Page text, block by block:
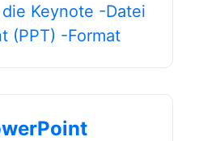
Keynote -Datei
(PPT) -Format